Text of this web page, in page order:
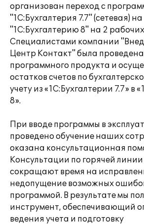
организован переход с
"1С:Бухгалтерия 7.7" (сетевая) на
"1С:Бухгалтерию 8" на 2
Специалистами компании
Центр Контакт" была
программного продукта и
остатков счетов по
учету из «1С:Бухгалтерии 7.7» в
8».
При вводе программы в
проведено обучение наших
оказана консультационная
Консультации по горячей
сокращают время на
недопущение возможных
программой. В результате мы
инструмент, обеспечивающий
ведения учета и подготовку